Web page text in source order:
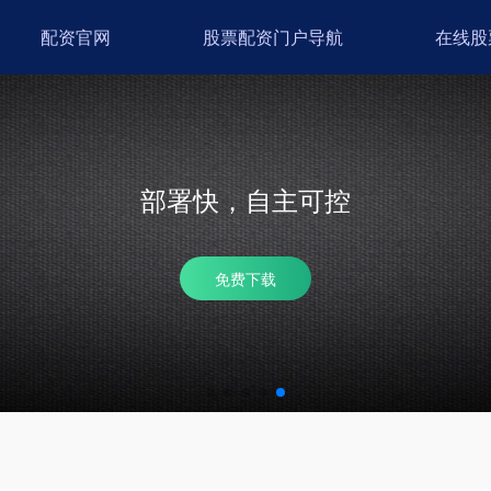
配资官网 股票配资门户导航 在线
省成本，提效率
多分站齐推广，性价比高 批量数据分析，帮助及时调整优化